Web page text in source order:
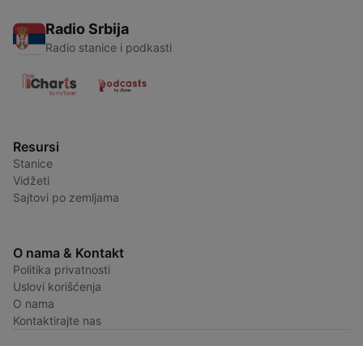
Radio Srbija
Radio stanice i podkasti
Resursi
Stanice
Vidžeti
Sajtovi po zemljama
O nama & Kontakt
Politika privatnosti
Uslovi korišćenja
O nama
Kontaktirajte nas